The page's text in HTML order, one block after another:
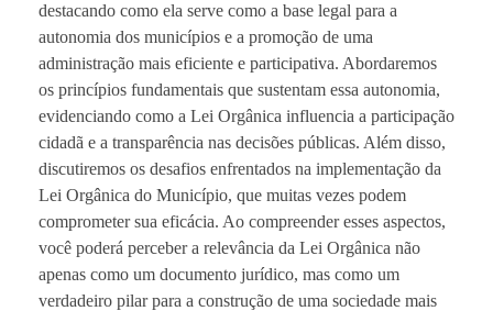
destacando como ela serve como a base legal para a
autonomia dos municípios e a promoção de uma
administração mais eficiente e participativa. Abordaremos
os princípios fundamentais que sustentam essa autonomia,
evidenciando como a Lei Orgânica influencia a participação
cidadã e a transparência nas decisões públicas. Além disso,
discutiremos os desafios enfrentados na implementação da
Lei Orgânica do Município, que muitas vezes podem
comprometer sua eficácia. Ao compreender esses aspectos,
você poderá perceber a relevância da Lei Orgânica não
apenas como um documento jurídico, mas como um
verdadeiro pilar para a construção de uma sociedade mais